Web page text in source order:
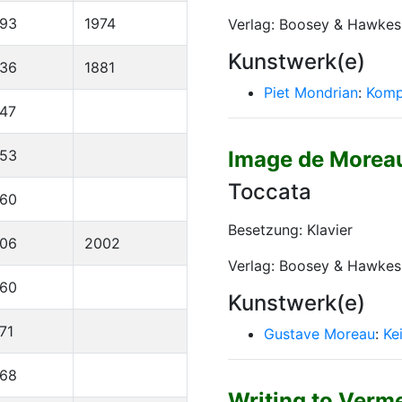
1974
1881
2002
Verlag: Boosey & Hawkes
Kunstwerk(e)
Piet Mondrian:
Image de
Toccata
Besetzung: Klavier
Verlag: Boosey & Hawkes
Kunstwerk(e)
Gustave Moreau: